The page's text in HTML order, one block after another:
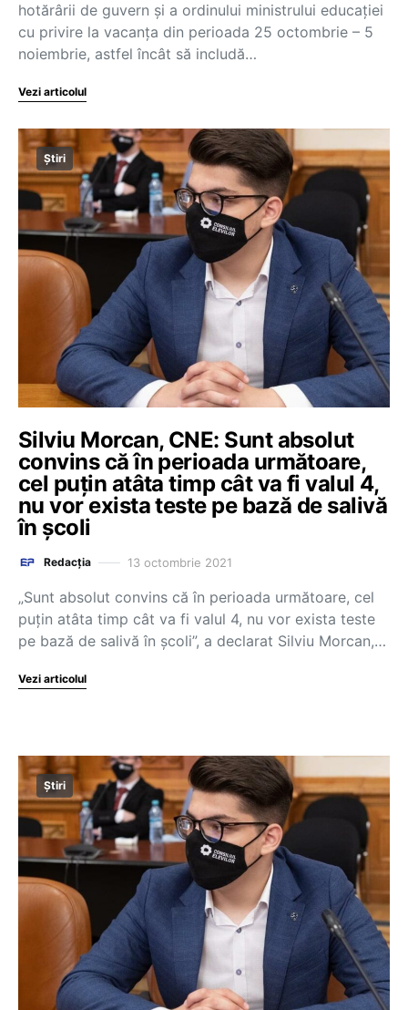
hotărârii de guvern și a ordinului ministrului educației
cu privire la vacanța din perioada 25 octombrie – 5
noiembrie, astfel încât să includă…
Vezi articolul
Știri
Silviu Morcan, CNE: Sunt absolut
convins că în perioada următoare,
cel puțin atâta timp cât va fi valul 4,
nu vor exista teste pe bază de salivă
în școli
Redacția 13 octombrie 2021
„Sunt absolut convins că în perioada următoare, cel
puțin atâta timp cât va fi valul 4, nu vor exista teste
pe bază de salivă în școli”, a declarat Silviu Morcan,…
Vezi articolul
Știri